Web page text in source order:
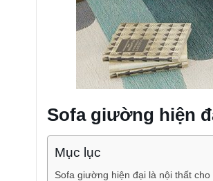
Sofa giường hiện
Mục lục
Sofa giường hiện đại là nội thất